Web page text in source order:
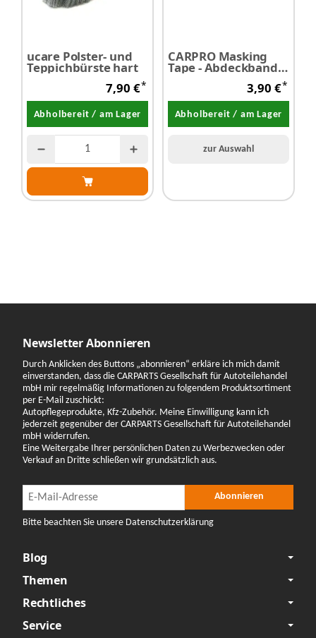
ucare Polster- und
Teppichbürste hart
7,90 €*
Abholbereit / am Lager
CARPRO Masking
Tape - Abdeckband
15 mm x 40 m 1
3,90 €*
Abholbereit / am Lager
zur Auswahl
Newsletter Abonnieren
Durch Anklicken des Buttons „abonnieren“ erkläre ich mich damit
einverstanden, dass die CARPARTS Gesellschaft für Autoteilehandel
mbH mir regelmäßig Informationen zu folgendem Produktsortiment
per E-Mail zuschickt:
Autopflegeprodukte, Kfz-Zubehör. Meine Einwilligung kann ich
jederzeit gegenüber der CARPARTS Gesellschaft für Autoteilehandel
mbH widerrufen.
Eine Weitergabe Ihrer persönlichen Daten zu Werbezwecken oder
Verkauf an Dritte schließen wir grundsätzlich aus.
Newsletter Abonnieren Abonnieren
Bitte beachten Sie unsere Datenschutzerklärung
Blog
Themen
Rechtliches
Service